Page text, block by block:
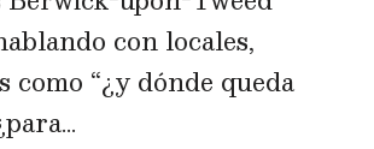
con locales,
como “¿y dónde queda